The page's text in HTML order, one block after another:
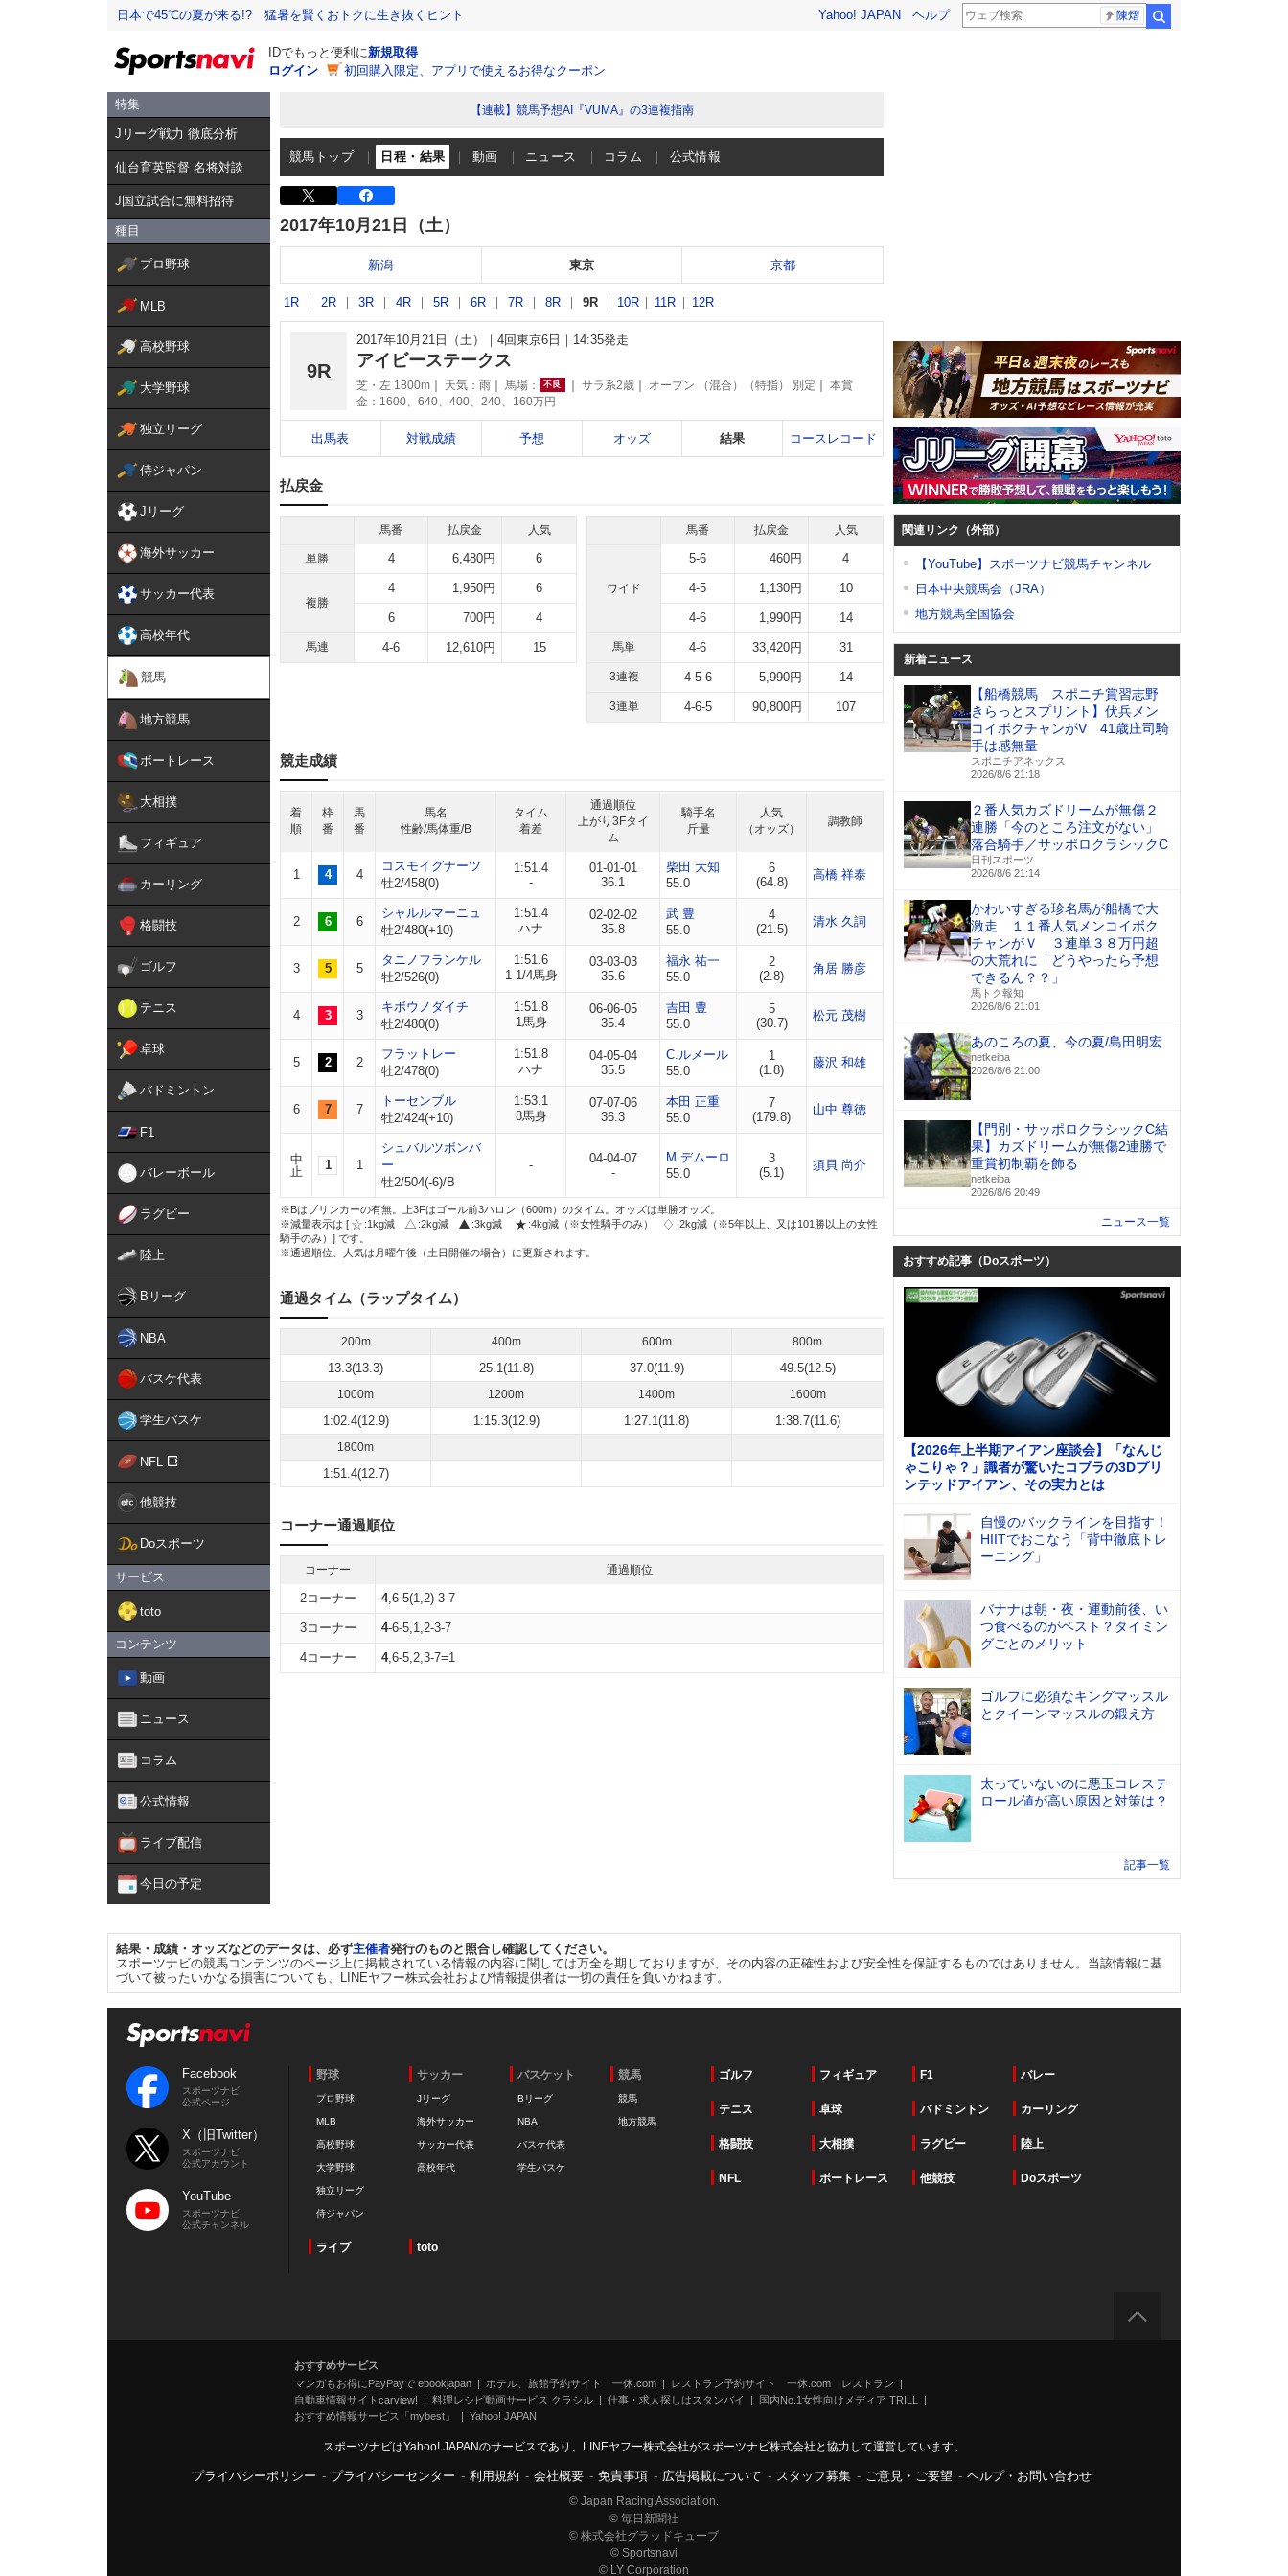
日本で45℃の夏が来る!? 猛暑を賢くおトクに生き抜くヒント Yahoo! JAPAN ヘルプ 陳熠
IDでもっと便利に新規取得
ログイン
初回購入限定、アプリで使えるお得なクーポン
特集
Jリーグ戦力 徹底分析
仙台育英監督 名将対談
J国立試合に無料招待
種目
プロ野球
MLB
高校野球
大学野球
独立リーグ
侍ジャパン
Jリーグ
海外サッカー
サッカー代表
高校年代
競馬
地方競馬
ボートレース
大相撲
フィギュア
カーリング
格闘技
ゴルフ
テニス
卓球
バドミントン
F1
バレーボール
ラグビー
陸上
Bリーグ
NBA
バスケ代表
学生バスケ
NFL
他競技
Doスポーツ
サービス
toto
コンテンツ
動画
ニュース
コラム
公式情報
ライブ配信
今日の予定
【連載】競馬予想AI『VUMA』の3連複指南
競馬トップ 日程・結果 動画 ニュース コラム 公式情報
2017年10月21日（土）
新潟 東京 京都
1R 2R 3R 4R 5R 6R 7R 8R 9R 10R 11R 12R
9R
2017年10月21日（土） 4回東京6日 14:35発走
アイビーステークス
芝・左 1800m 天気： 雨 馬場： 不良 サラ系2歳 オープン （混合）（特指） 別定
本賞
金：1600、640、400、240、160万円
出馬表 対戦成績 予想 オッズ 結果 コースレコード
払戻金
馬番 払戻金 人気
単勝 4 6,480円 6
複勝
4 1,950円 6
6 700円 4
馬連 4-6 12,610円 15
馬番 払戻金 人気
ワイド
5-6 460円 4
4-5 1,130円 10
4-6 1,990円 14
馬単 4-6 33,420円 31
3連複 4-5-6 5,990円 14
3連単 4-6-5 90,800円 107
競走成績
着
順
枠
番
馬
番
馬名
性齢/馬体重/B
タイム
着差
通過順位
上がり3Fタイ
ム
騎手名
斤量
人気
（オッズ）
調教師
1 4 4
コスモイグナーツ
牡2/458(0)
1:51.4
-
01-01-01
36.1
柴田 大知
55.0
6
(64.8)
高橋 祥泰
2 6 6
シャルルマーニュ
牡2/480(+10)
1:51.4
ハナ
02-02-02
35.8
武 豊
55.0
4
(21.5)
清水 久詞
3 5 5
タニノフランケル
牡2/526(0)
1:51.6
1 1/4馬身
03-03-03
35.6
福永 祐一
55.0
2
(2.8)
角居 勝彦
4 3 3
キボウノダイチ
牡2/480(0)
1:51.8
1馬身
06-06-05
35.4
吉田 豊
55.0
5
(30.7)
松元 茂樹
5 2 2
フラットレー
牡2/478(0)
1:51.8
ハナ
04-05-04
35.5
C.ルメール
55.0
1
(1.8)
藤沢 和雄
6 7 7
トーセンブル
牡2/424(+10)
1:53.1
8馬身
07-07-06
36.3
本田 正重
55.0
7
(179.8)
山中 尊徳
中
止
1 1
シュバルツボンバ
ー
牡2/504(-6)/B
-
04-04-07
-
M.デムーロ
55.0
3
(5.1)
須貝 尚介
※Bはブリンカーの有無。上3Fはゴール前3ハロン（600m）のタイム。オッズは単勝オッズ。
※減量表示は [
:1kg減 :2kg減 :3kg減 :4kg減（※女性騎手のみ）
:2kg減（※5年以上、又は101勝以上の女性
騎手のみ）] です。
※通過順位、人気は月曜午後（土日開催の場合）に更新されます。
通過タイム（ラップタイム）
200m 400m 600m 800m
13.3(13.3) 25.1(11.8) 37.0(11.9) 49.5(12.5)
1000m 1200m 1400m 1600m
1:02.4(12.9) 1:15.3(12.9) 1:27.1(11.8) 1:38.7(11.6)
1800m
1:51.4(12.7)
コーナー通過順位
コーナー 通過順位
2コーナー 4,6-5(1,2)-3-7
3コーナー 4-6-5,1,2-3-7
4コーナー 4,6-5,2,3-7=1
関連リンク（外部）
【YouTube】スポーツナビ競馬チャンネル
日本中央競馬会（JRA）
地方競馬全国協会
新着ニュース
【船橋競馬 スポニチ賞習志野
きらっとスプリント】伏兵メン
コイボクチャンがV 41歳庄司騎
手は感無量
スポニチアネックス
2026/8/6 21:18
２番人気カズドリームが無傷２
連勝「今のところ注文がない」
落合騎手／サッポロクラシックC
日刊スポーツ
2026/8/6 21:14
かわいすぎる珍名馬が船橋で大
激走 １１番人気メンコイボク
チャンがＶ ３連単３８万円超
の大荒れに「どうやったら予想
できるん？？」
馬トク報知
2026/8/6 21:01
あのころの夏、今の夏/島田明宏
netkeiba
2026/8/6 21:00
【門別・サッポロクラシックC結
果】カズドリームが無傷2連勝で
重賞初制覇を飾る
netkeiba
2026/8/6 20:49
ニュース一覧
おすすめ記事（Doスポーツ）
【2026年上半期アイアン座談会】「なんじ
ゃこりゃ？」識者が驚いたコブラの3Dプリ
ンテッドアイアン、その実力とは
自慢のバックラインを目指す！
HIITでおこなう「背中徹底トレ
ーニング」
バナナは朝・夜・運動前後、い
つ食べるのがベスト？タイミン
グごとのメリット
ゴルフに必須なキングマッスル
とクイーンマッスルの鍛え方
太っていないのに悪玉コレステ
ロール値が高い原因と対策は？
記事一覧
結果・成績・オッズなどのデータは、必ず主催者発行のものと照合し確認してください。
スポーツナビの競馬コンテンツのページ上に掲載されている情報の内容に関しては万全を期しておりますが、その内容の正確性および安全性を保証するものではありません。当該情報に基
づいて被ったいかなる損害についても、LINEヤフー株式会社および情報提供者は一切の責任を負いかねます。
Facebook
スポーツナビ
公式ページ
X（旧Twitter）
スポーツナビ
公式アカウント
YouTube
スポーツナビ
公式チャンネル
野球
プロ野球
MLB
高校野球
大学野球
独立リーグ
侍ジャパン
サッカー
Jリーグ
海外サッカー
サッカー代表
高校年代
バスケット
Bリーグ
NBA
バスケ代表
学生バスケ
競馬
競馬
地方競馬
ゴルフ フィギュア F1 バレー
テニス 卓球 バドミントン カーリング
格闘技 大相撲 ラグビー 陸上
NFL ボートレース 他競技 Doスポーツ
ライブ toto
おすすめサービス
マンガもお得にPayPayで ebookjapan
ホテル、旅館予約サイト 一休.com
レストラン予約サイト 一休.com レストラン
自動車情報サイトcarview!
料理レシピ動画サービス クラシル 仕事・求人探しはスタンバイ
国内No.1女性向けメディア TRILL
おすすめ情報サービス「mybest」
Yahoo! JAPAN
スポーツナビはYahoo! JAPANのサービスであり、LINEヤフー株式会社がスポーツナビ株式会社と協力して運営しています。
プライバシーポリシー - プライバシーセンター - 利用規約 - 会社概要 - 免責事項 - 広告掲載について - スタッフ募集 - ご意見・ご要望 - ヘルプ・お問い合わせ
© Japan Racing Association.
© 毎日新聞社
© 株式会社グラッドキューブ
© Sportsnavi
© LY Corporation